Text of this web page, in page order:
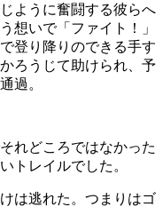
ように奮闘する彼らへ
想いで「ファイト！」
登り降りのできる手す
ろうじて助けられ、予
過。
れどころではなかった
トレイルでした。
は逃れた。つまりはゴ